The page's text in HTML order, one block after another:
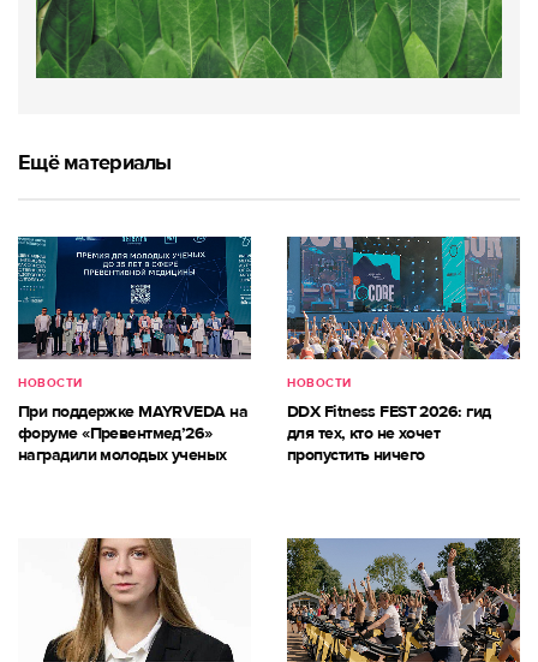
Ещё материалы
НОВОСТИ
При поддержке MAYRVEDA на
форуме «Превентмед’26»
наградили молодых ученых
НОВОСТИ
DDX Fitness FEST 2026: гид
для тех, кто не хочет
пропустить ничего